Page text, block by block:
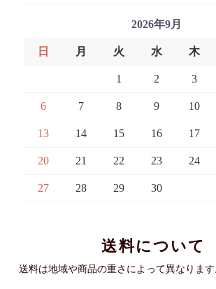
2026年9月
日 月 火 水 木
1 2 3
6 7 8 9 10
13 14 15 16 17
20 21 22 23 24
27 28 29 30
送料について
送料は地域や商品の重さによって異なります